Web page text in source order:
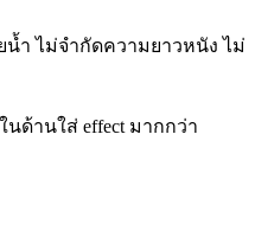
ำ ไม่จำกัดความยาวหนัง ไม่
นด้านใส่ effect มากกว่า